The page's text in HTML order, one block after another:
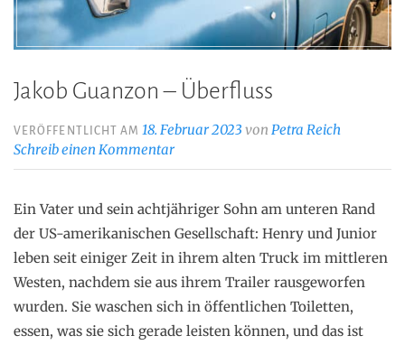
Jakob Guanzon – Überfluss
VERÖFFENTLICHT AM18. Februar 2023 vonPetra Reich
Schreib einen Kommentar
Ein Vater und sein achtjähriger Sohn am unteren Rand
der US-amerikanischen Gesellschaft: Henry und Junior
leben seit einiger Zeit in ihrem alten Truck im mittleren
Westen, nachdem sie aus ihrem Trailer rausgeworfen
wurden. Sie waschen sich in öffentlichen Toiletten,
essen, was sie sich gerade leisten können, und das ist